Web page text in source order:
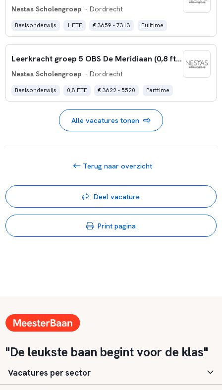
Nestas Scholengroep - Dordrecht
Basisonderwijs 1 FTE € 3659 - 7313 Fulltime
Leerkracht groep 5 OBS De Meridiaan (0,8 fte)
Nestas Scholengroep - Dordrecht
Basisonderwijs 0,8 FTE € 3622 - 5520 Parttime
Alle vacatures tonen
Terug naar overzicht
Deel vacature
Print pagina
"De leukste baan begint voor de klas"
Vacatures per sector